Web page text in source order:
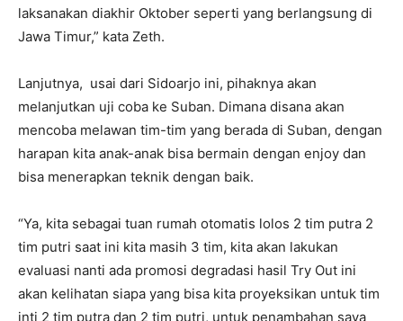
laksanakan diakhir Oktober seperti yang berlangsung di
Jawa Timur,” kata Zeth.
Lanjutnya, usai dari Sidoarjo ini, pihaknya akan
melanjutkan uji coba ke Suban. Dimana disana akan
mencoba melawan tim-tim yang berada di Suban, dengan
harapan kita anak-anak bisa bermain dengan enjoy dan
bisa menerapkan teknik dengan baik.
“Ya, kita sebagai tuan rumah otomatis lolos 2 tim putra 2
tim putri saat ini kita masih 3 tim, kita akan lakukan
evaluasi nanti ada promosi degradasi hasil Try Out ini
akan kelihatan siapa yang bisa kita proyeksikan untuk tim
inti 2 tim putra dan 2 tim putri, untuk penambahan saya